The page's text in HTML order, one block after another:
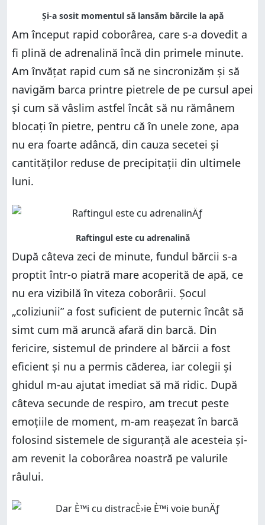
Am început rapid coborârea, care s-a dovedit a
fi plină de adrenalină încă din primele minute.
Am învățat rapid cum să ne sincronizăm și să
navigăm barca printre pietrele de pe cursul apei
și cum să vâslim astfel încât să nu rămânem
blocați în pietre, pentru că în unele zone, apa
nu era foarte adâncă, din cauza secetei și
cantităților reduse de precipitații din ultimele
luni.
După câteva zeci de minute, fundul bărcii s-a
proptit într-o piatră mare acoperită de apă, ce
nu era vizibilă în viteza coborârii. Șocul
„coliziunii” a fost suficient de puternic încât să
simt cum mă aruncă afară din barcă. Din
fericire, sistemul de prindere al bărcii a fost
eficient și nu a permis căderea, iar colegii și
ghidul m-au ajutat imediat să mă ridic. După
câteva secunde de respiro, am trecut peste
emoțiile de moment, m-am reașezat în barcă
folosind sistemele de siguranță ale acesteia și-
am revenit la coborârea noastră pe valurile
râului.